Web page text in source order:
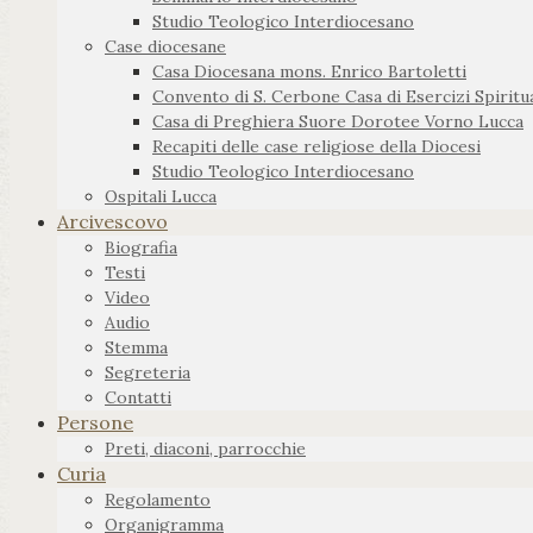
Studio Teologico Interdiocesano
Case diocesane
Casa Diocesana mons. Enrico Bartoletti
Convento di S. Cerbone Casa di Esercizi
Casa di Preghiera Suore Dorotee Vorno Lucca
Recapiti delle case religiose della Diocesi
Studio Teologico Interdiocesano
Ospitali Lucca
Arcivescovo
Biografia
Testi
Video
Audio
Stemma
Segreteria
Contatti
Persone
Preti, diaconi, parrocchie
Curia
Regolamento
Organigramma